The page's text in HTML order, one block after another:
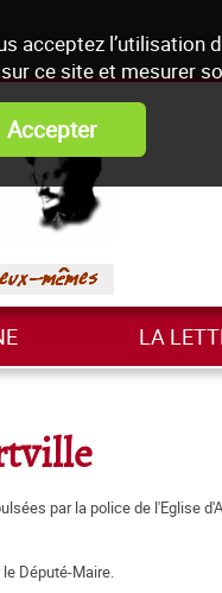
acceptez l’utilisation
ce site et mesurer
Accepter
LA
par la police de l'Eglise
Député-Maire.